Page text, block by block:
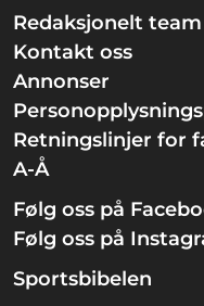
Redaksjonelt team
Kontakt oss
Annonser
Retningslinjer for
A-Å
Følg oss på
Følg oss på
Sportsbibelen